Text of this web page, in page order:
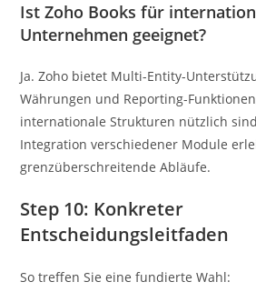
Ist Zoho Books für
Unternehmen geeignet?
Ja. Zoho bietet Multi-Entity-
Währungen und Reporting-
internationale Strukturen nützlich
Integration verschiedener Module
grenzüberschreitende Abläufe.
Step 10: Konkreter
Entscheidungsleitfaden
So treffen Sie eine fundierte Wahl: